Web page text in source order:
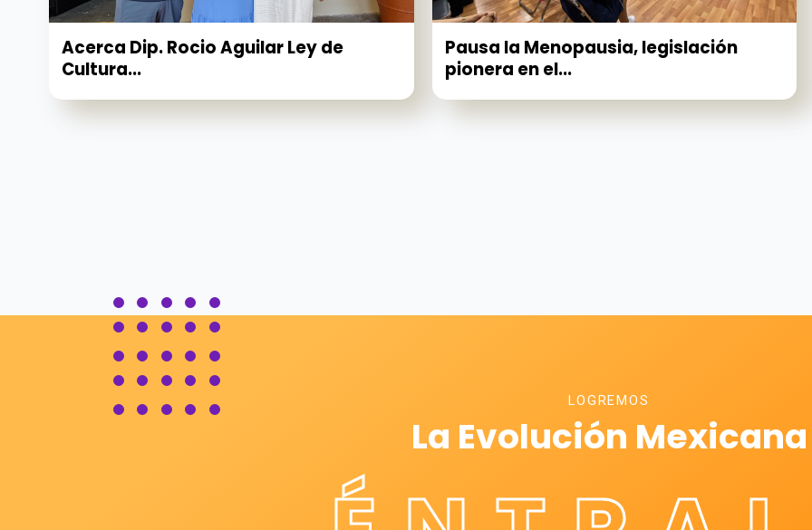
Acerca Dip. Rocio Aguilar Ley de
Cultura...
Pausa la Menopausia, legislación
pionera en el...
LOGREMOS
La Evolución Mexicana